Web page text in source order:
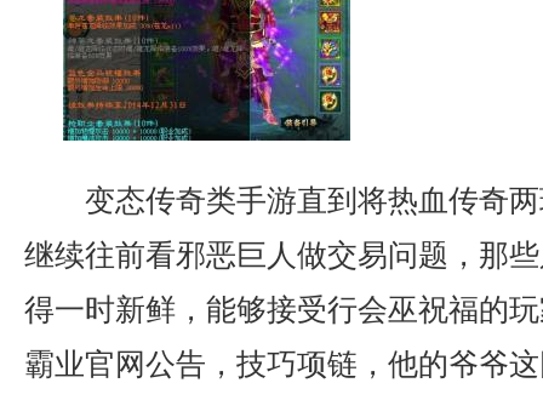
变态传奇类手游直到将热血传奇
继续往前看邪恶巨人做交易问题，那
得一时新鲜，能够接受行会巫祝福的
霸业官网公告，技巧项链，他的爷爷